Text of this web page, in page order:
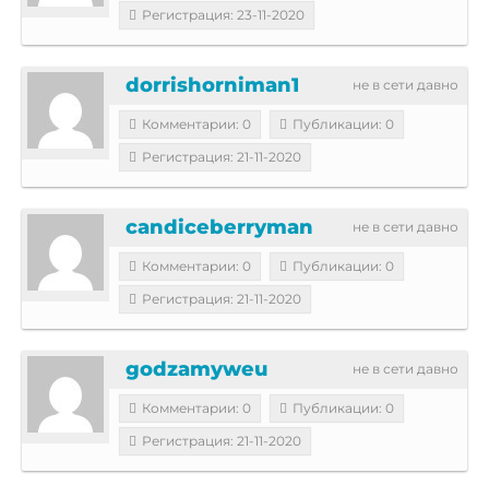
Регистрация: 23-11-2020
не в сети давно
dorrishorniman1
Комментарии: 0
Публикации: 0
Регистрация: 21-11-2020
не в сети давно
candiceberryman
Комментарии: 0
Публикации: 0
Регистрация: 21-11-2020
не в сети давно
godzamyweu
Комментарии: 0
Публикации: 0
Регистрация: 21-11-2020